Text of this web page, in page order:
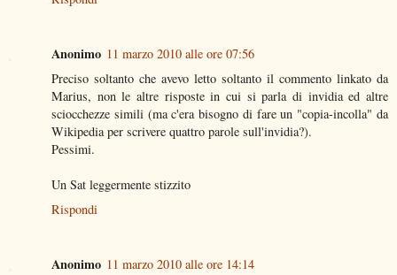
Anonimo 11 marzo 2010 alle ore 07:56
Preciso soltanto che avevo letto soltanto il commento linkato da
Marius, non le altre risposte in cui si parla di invidia ed altre
sciocchezze simili (ma c'era bisogno di fare un "copia-incolla" da
Wikipedia per scrivere quattro parole sull'invidia?).
Pessimi.
Un Sat leggermente stizzito
Rispondi
Anonimo 11 marzo 2010 alle ore 14:14